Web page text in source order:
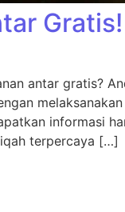
antar gratis?
informasi
terpercaya […]
Aqiqah Bandung,